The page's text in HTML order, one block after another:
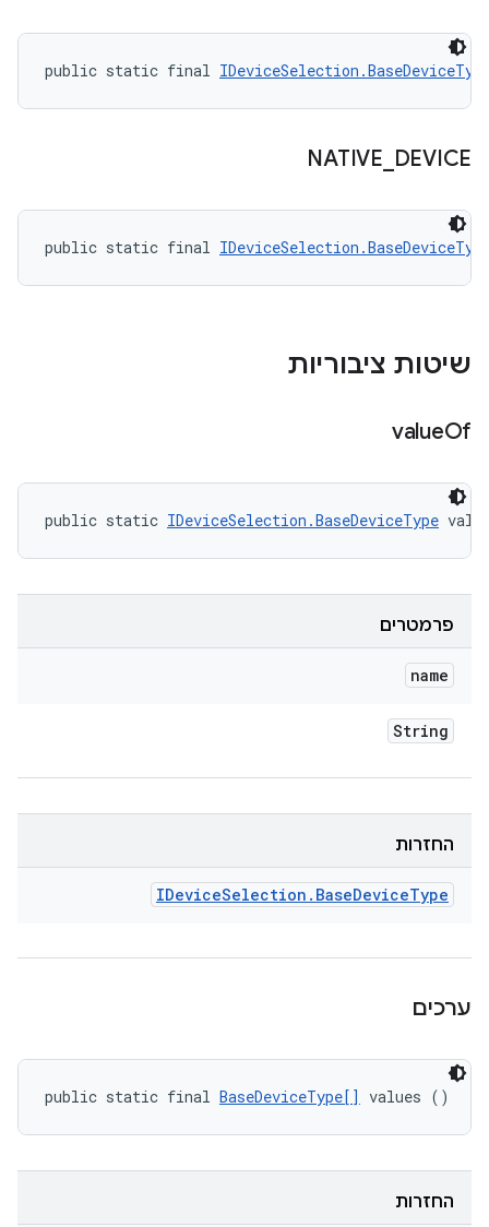
public static final
NATIVE DEVICE
public static final
שיטות ציבוריות
valueOf
public static IDeviceSelection.BaseDeviceType
פרמטרים
name
String
החזרות
IDeviceSelection . BaseDeviceType
ערכים
public static final BaseDeviceType[] values ()
החזרות